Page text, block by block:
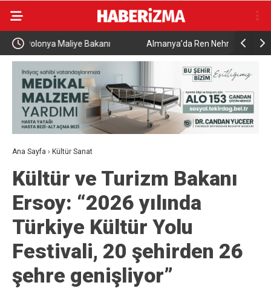
Almanya’da Ren Nehri’nde kuraklık alarmı: Su
seviyesinde tarihi düşüş yaşandı
Ana Sayfa › Kültür Sanat
Kültür ve Turizm Bakanı
Ersoy: “2026 yılında
Türkiye Kültür Yolu
Festivali, 20 şehirden 26
şehre genişliyor”